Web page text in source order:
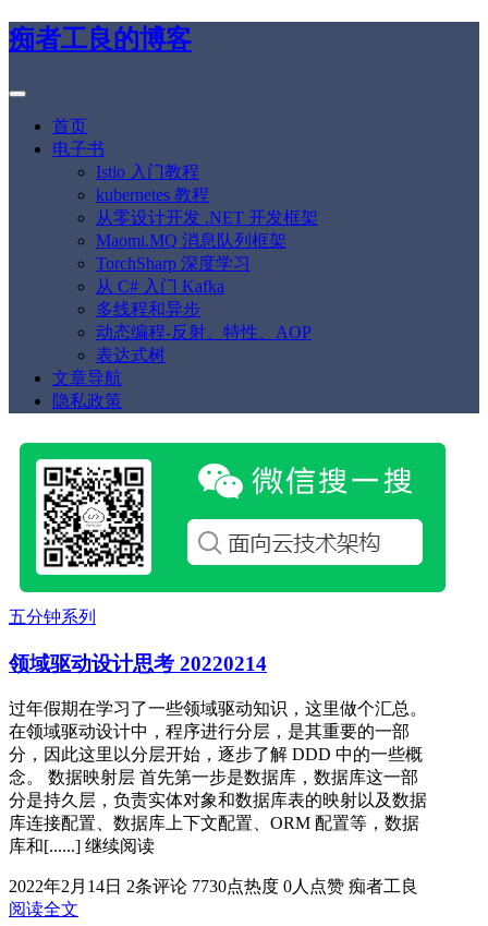
痴者工良的博客
首页
电子书
Istio 入门教程
kubernetes 教程
从零设计开发 .NET 开发框架
Maomi.MQ 消息队列框架
TorchSharp 深度学习
从 C# 入门 Kafka
多线程和异步
动态编程-反射、特性、AOP
表达式树
文章导航
隐私政策
五分钟系列
领域驱动设计思考 20220214
过年假期在学习了一些领域驱动知识，这里做个汇总。
在领域驱动设计中，程序进行分层，是其重要的一部
分，因此这里以分层开始，逐步了解 DDD 中的一些概
念。 数据映射层 首先第一步是数据库，数据库这一部
分是持久层，负责实体对象和数据库表的映射以及数据
库连接配置、数据库上下文配置、ORM 配置等，数据
库和[......] 继续阅读
2022年2月14日 2条评论 7730点热度 0人点赞 痴者工良
阅读全文